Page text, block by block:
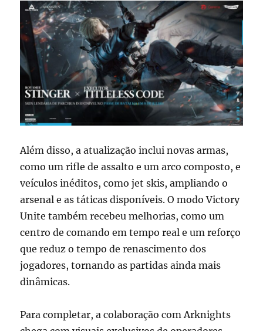
Além disso, a atualização inclui novas armas,
como um rifle de assalto e um arco composto, e
veículos inéditos, como jet skis, ampliando o
arsenal e as táticas disponíveis. O modo Victory
Unite também recebeu melhorias, como um
centro de comando em tempo real e um reforço
que reduz o tempo de renascimento dos
jogadores, tornando as partidas ainda mais
dinâmicas.
Para completar, a colaboração com Arknights